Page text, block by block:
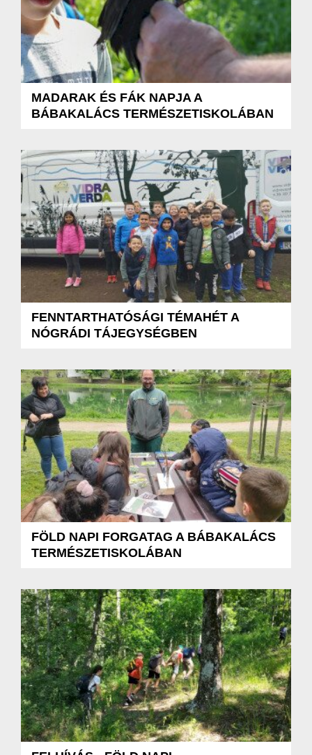
MADARAK ÉS FÁK NAPJA A
BÁBAKALÁCS TERMÉSZETISKOLÁBAN
FENNTARTHATÓSÁGI TÉMAHÉT A
NÓGRÁDI TÁJEGYSÉGBEN
FÖLD NAPI FORGATAG A BÁBAKALÁCS
TERMÉSZETISKOLÁBAN